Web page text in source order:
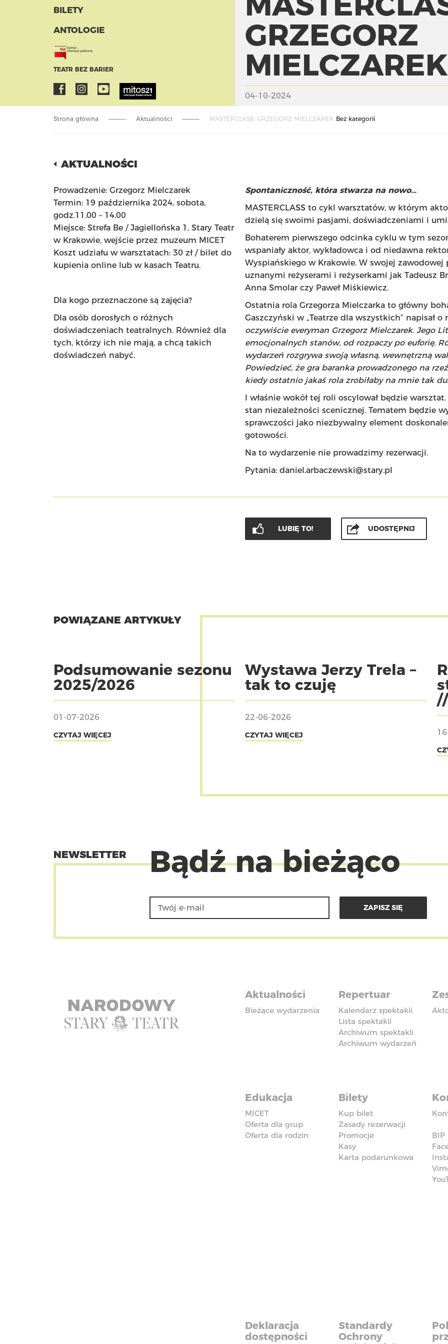
BILETY
ANTOLOGIE
TEATR BEZ BARIER
GRZEGORZ
MIELCZAREK
04-10-2024
Strona główna Bez kategorii
Aktualności MASTERCLASS: GRZEGORZ MIELCZAREK
AKTUALNOŚCI
Prowadzenie: Grzegorz Mielczarek
Termin: 19 października 2024, sobota,
godz.11.00 – 14.00
Miejsce: Strefa Be / Jagiellońska 1, Stary Teatr
w Krakowie, wejście przez muzeum MICET
Koszt udziału w warsztatach: 30 zł / bilet do
kupienia online lub w kasach Teatru.
Dla kogo przeznaczone są zajęcia?
Dla osób dorosłych o różnych
doświadczeniach teatralnych. Również dla
tych, którzy ich nie mają, a chcą takich
doświadczeń nabyć.
Spontaniczność, która stwarza na nowo…
MASTERCLASS to cykl warsztatów, w którym
dzielą się swoimi pasjami, doświadczeniami i
Bohaterem pierwszego odcinka cyklu w tym
wspaniały aktor, wykładowca i od niedawna
Wyspiańskiego w Krakowie. W swojej zawodowej
uznanymi reżyserami i reżyserkami jak Tadeusz
Anna Smolar czy Paweł Miśkiewicz.
Ostatnia rola Grzegorza Mielczarka to główny
Gaszczyński w „Teatrze dla wszystkich” napisał o
oczywiście everyman Grzegorz Mielczarek. Jego
emocjonalnych stanów, od rozpaczy po euforię.
wydarzeń rozgrywa swoją własną, wewnętrzną
Powiedzieć, że gra baranka prowadzonego na
kiedy ostatnio jakaś rola zrobiłaby na mnie tak
I właśnie wokół tej roli oscylował będzie
stan niezależności scenicznej. Tematem będzie
sprawczości jako niezbywalny element
gotowości.
Na to wydarzenie nie prowadzimy rezerwacji.
Pytania: daniel.arbaczewski@stary.pl
LUBIĘ TO! UDOSTĘPNIJ
POWIĄZANE ARTYKUŁY
Podsumowanie sezonu
2025/2026
01-07-2026
CZYTAJ WIĘCEJ
Wystawa Jerzy Trela –
tak to czuję
22-06-2026
CZYTAJ WIĘCEJ
NEWSLETTER Bądź na bieżąco
Aktualności
Bieżące wydarzenia
Repertuar
Kalendarz spektakli
Lista spektakli
Archiwum spektakli
Archiwum wydarzeń
Edukacja
MICET
Oferta dla grup
Oferta dla rodzin
Bilety
Kup bilet
Zasady rezerwacji
Promocje
Kasy
Karta podarunkowa
BIP
Deklaracja
dostępności
Standardy
Ochrony